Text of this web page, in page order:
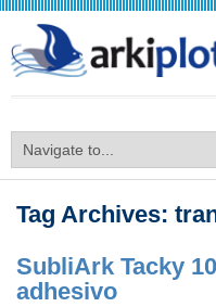
Tag Archives:
SubliArk Tacky
adhesivo